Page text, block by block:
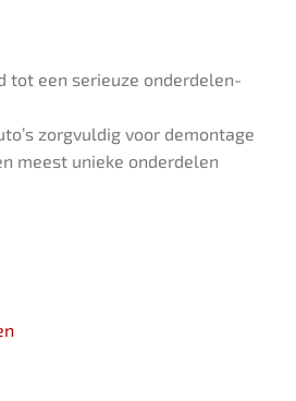
tot een serieuze onderdelen-
zorgvuldig voor demontage
meest unieke onderdelen